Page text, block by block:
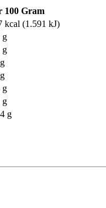
100 Gram
kcal (1.591 kJ)
g
g
g
g
g